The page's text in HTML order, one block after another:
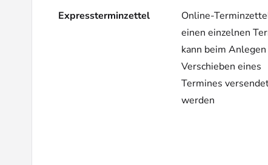
Expressterminzettel
Online-
einen einzelnen
kann beim
Verschieben eines
Termines
werden